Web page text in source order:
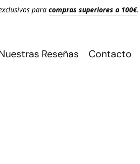
para compras superiores a 100€.
Reseñas Contacto